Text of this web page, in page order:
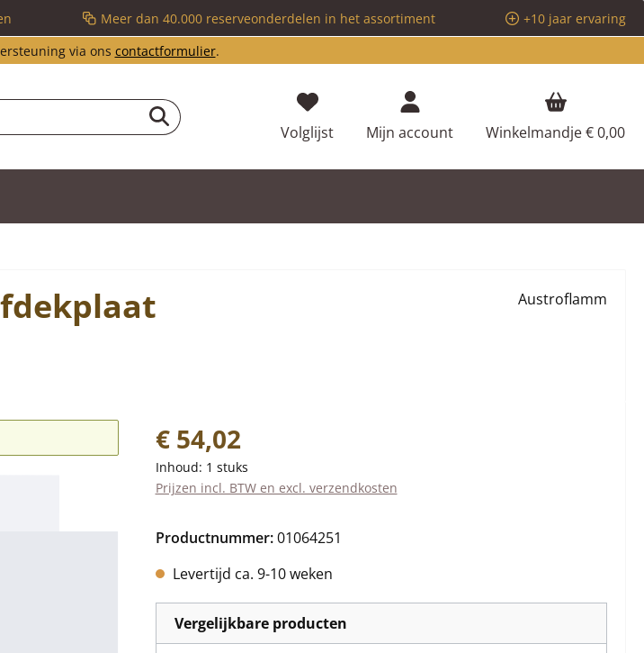
Meer dan 40.000 reserveonderdelen in het assortiment
+10 jaar ervaring
via ons contactformulier.
VolglijstJe hebt 0 items op je verlanglijstje
Mijn account Winkelmandje€ 0,00
Austroflamm
Normale prijs:
€ 54,02
Inhoud: 1 stuks
Prijzen incl. BTW en excl. verzendkosten
Productnummer:01064251
Levertijd ca. 9-10 weken
Vergelijkbare producten